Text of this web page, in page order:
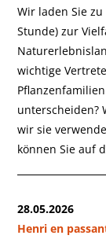
Wir laden Sie
Stunde) zur
wichtige
unterscheiden?
wir sie
können Sie auf
28.05.2026
Henri en